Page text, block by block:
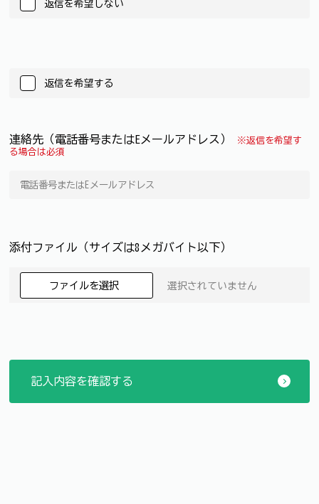
返信を希望しない
返信を希望する
連絡先（電話番号またはEメールアドレス）
※返信を希望す
る場合は必須
添付ファイル（サイズは8メガバイト以下）
ファイルを選択 選択されていません